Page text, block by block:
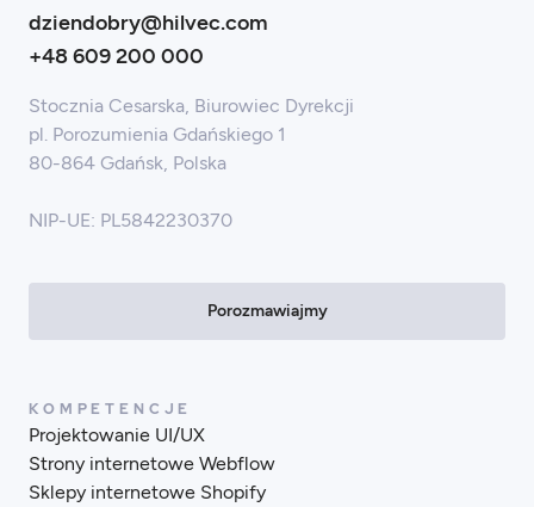
dziendobry@hilvec.com
+48 609 200 000
Stocznia Cesarska, Biurowiec Dyrekcji
pl. Porozumienia Gdańskiego 1
80-864 Gdańsk, Polska
NIP-UE: PL5842230370
Porozmawiajmy
KOMPETENCJE
Projektowanie UI/UX
Strony internetowe Webflow
Sklepy internetowe Shopify